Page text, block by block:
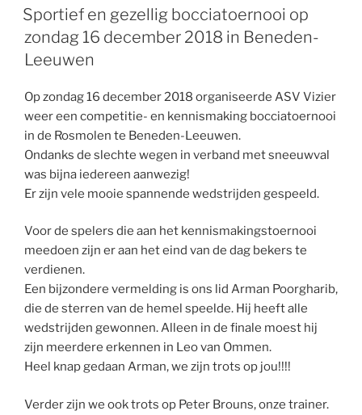
OP
Sportief en gezellig bocciatoernooi op
zondag 16 december 2018 in Beneden-
Leeuwen
Op zondag 16 december 2018 organiseerde ASV Vizier
weer een competitie- en kennismaking bocciatoernooi
in de Rosmolen te Beneden-Leeuwen.
Ondanks de slechte wegen in verband met sneeuwval
was bijna iedereen aanwezig!
Er zijn vele mooie spannende wedstrijden gespeeld.
Voor de spelers die aan het kennismakingstoernooi
meedoen zijn er aan het eind van de dag bekers te
verdienen.
Een bijzondere vermelding is ons lid Arman Poorgharib,
die de sterren van de hemel speelde. Hij heeft alle
wedstrijden gewonnen. Alleen in de finale moest hij
zijn meerdere erkennen in Leo van Ommen.
Heel knap gedaan Arman, we zijn trots op jou!!!!
Verder zijn we ook trots op Peter Brouns, onze trainer.